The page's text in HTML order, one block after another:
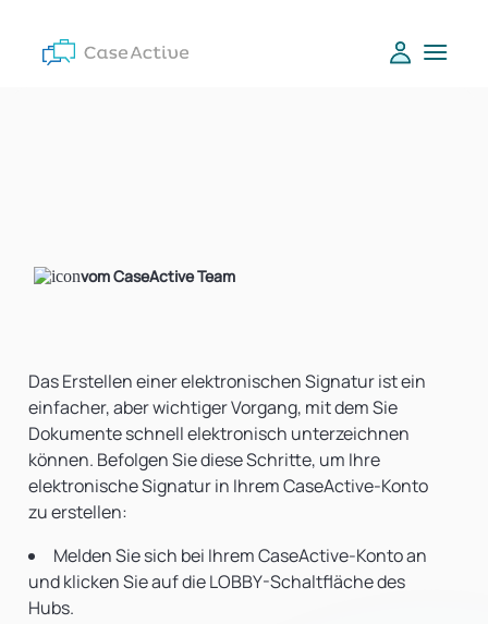
vom CaseActive Team
Das Erstellen einer elektronischen Signatur ist ein
einfacher, aber wichtiger Vorgang, mit dem Sie
Dokumente schnell elektronisch unterzeichnen
können. Befolgen Sie diese Schritte, um Ihre
elektronische Signatur in Ihrem CaseActive-Konto
zu erstellen:
Melden Sie sich bei Ihrem CaseActive-Konto an
und klicken Sie auf die LOBBY-Schaltfläche des
Hubs.